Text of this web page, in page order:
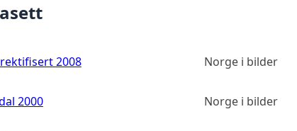
2008 Norge i bilder
2000 Norge i bilder